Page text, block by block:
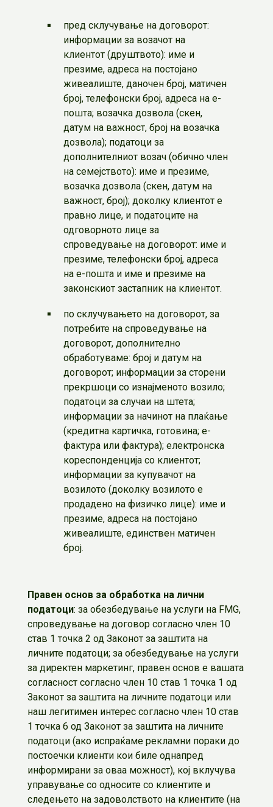
пред склучување на договорот:
информации за возачот на
клиентот (друштвото): име и
презиме, адреса на постојано
живеалиште, даночен број, матичен
број, телефонски број, адреса на е-
пошта; возачка дозвола (скен,
датум на важност, број на возачка
дозвола); податоци за
дополнителниот возач (обично член
на семејството): име и презиме,
возачка дозвола (скен, датум на
важност, број); доколку клиентот е
правно лице, и податоците на
одговорното лице за
спроведување на договорот: име и
презиме, телефонски број, адреса
на е-пошта и име и презиме на
законскиот застапник на клиентот.
по склучувањето на договорот, за
потребите на спроведување на
договорот, дополнително
обработуваме: број и датум на
договорот; информации за сторени
прекршоци со изнајменото возило;
податоци за случаи на штета;
информации за начинот на плаќање
(кредитна картичка, готовина; е-
фактура или фактура); електронска
кореспонденција со клиентот;
информации за купувачот на
возилото (доколку возилото е
продадено на физичко лице): име и
презиме, адреса на постојано
живеалиште, единствен матичен
број.
Правен основ за обработка на лични
податоци: за обезбедување на услуги на FMG,
спроведување на договор согласно член 10
став 1 точка 2 од Законот за заштита на
личните податоци; за обезбедување на услуги
за директен маркетинг, правен основ е вашата
согласност согласно член 10 став 1 точка 1 од
Законот за заштита на личните податоци или
наш легитимен интерес согласно член 10 став
1 точка 6 од Законот за заштита на личните
податоци (ако испраќаме рекламни пораки до
постоечки клиенти кои биле однапред
информирани за оваа можност), кој вклучува
управување со односите со клиентите и
следењето на задоволството на клиентите (на